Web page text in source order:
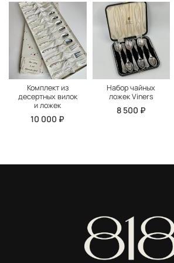
Комплект из
десертных вилок
и ложек
10 000 ₽
Набор чайных
ложек Viners
8 500 ₽